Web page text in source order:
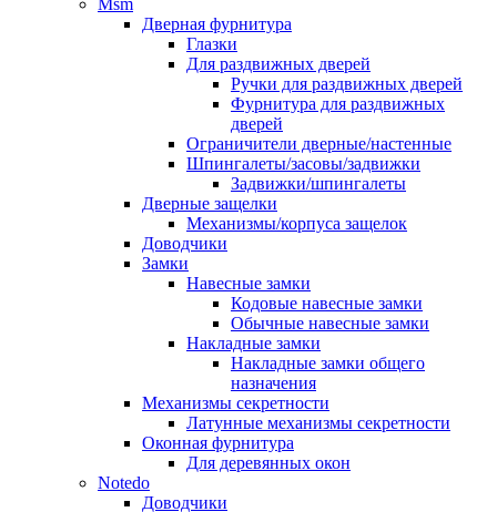
Msm
Дверная фурнитура
Глазки
Для раздвижных дверей
Ручки для раздвижных дверей
Фурнитура для раздвижных
дверей
Ограничители дверные/настенные
Шпингалеты/засовы/задвижки
Задвижки/шпингалеты
Дверные защелки
Механизмы/корпуса защелок
Доводчики
Замки
Навесные замки
Кодовые навесные замки
Обычные навесные замки
Накладные замки
Накладные замки общего
назначения
Механизмы секретности
Латунные механизмы секретности
Оконная фурнитура
Для деревянных окон
Notedo
Доводчики